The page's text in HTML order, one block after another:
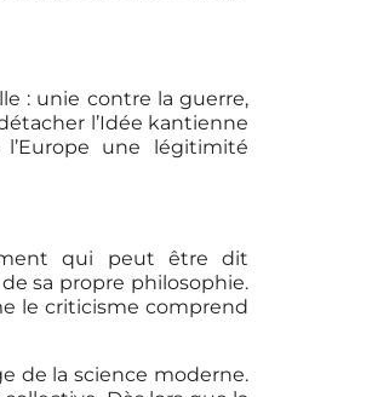
: unie contre la guerre,
l’Idée kantienne
une légitimité
qui peut être dit
sa propre philosophie.
le criticisme comprend
de la science moderne.